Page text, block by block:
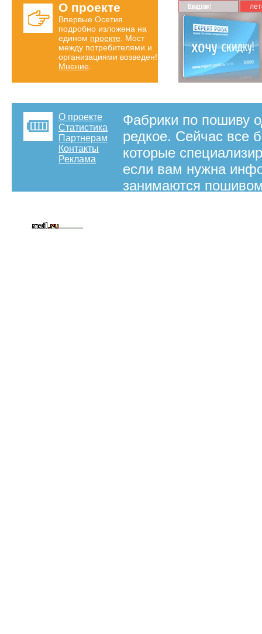
О проекте
Впервые Осетия
подробно изложена на
едином проекте . Мост
между потребителями и
организациями возведен!
Мнение
Карта скидок!
О проекте
Статистика
Партнерам
Контакты
Реклама
Фабрики по пошиву
редкое. Сейчас все
которые
если вам нужна
занимаются